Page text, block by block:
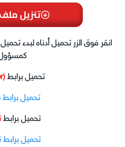
تنزيل
انقر فوق الزر تحميل أدناه لبدء
تحميل برابط(1fichier)
تحميل
تحميل برابط
تحميل